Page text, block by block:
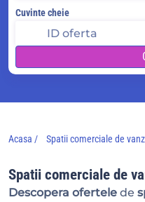
Cuvinte cheie
Acasa / Spatii comerciale de
Spatii comerciale de
Descopera ofertele de